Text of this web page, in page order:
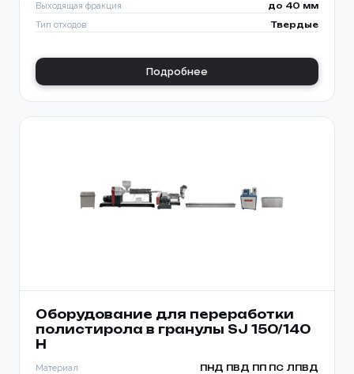
Выходящая фракция до 40 мм
Тип отходов Твердые
Подробнее
Оборудование для переработки
полистирола в гранулы SJ 150/140
H
Материал ПНД ПВД ПП ПС ЛПВД